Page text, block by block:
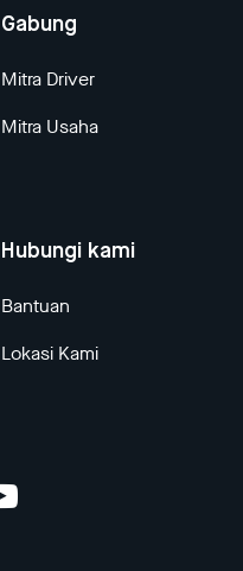
Gabung
Mitra Driver
Mitra Usaha
Hubungi kami
Bantuan
Lokasi Kami